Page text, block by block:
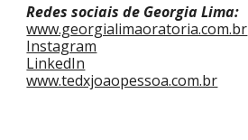
Redes sociais de Georgia Lima:
www.georgialimaoratoria.com.br
Instagram
LinkedIn
www.tedxjoaopessoa.com.br